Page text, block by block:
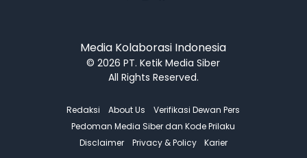
Media Kolaborasi Indonesia
© 2026 PT. Ketik Media Siber
All Rights Reserved.
Redaksi About Us
Verifikasi Dewan Pers
Pedoman Media Siber dan Kode Prilaku
Disclaimer
Privacy & Policy Karier